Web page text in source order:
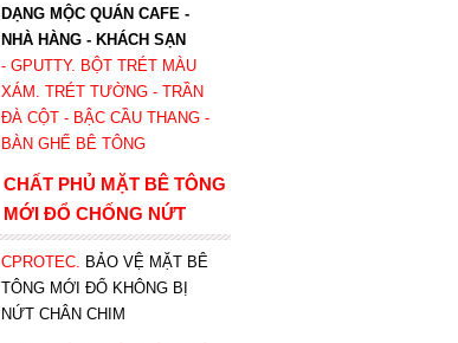
DẠNG MỘC QUÁN CAFE -
NHÀ HÀNG - KHÁCH SẠN
- GPUTTY. BỘT TRÉT MÀU
XÁM. TRÉT TƯỜNG - TRẦN
ĐÀ CỘT - BẬC CẦU THANG -
BÀN GHẾ BÊ TÔNG
CHẤT PHỦ MẶT BÊ TÔNG
MỚI ĐỔ CHỐNG NỨT
CPROTEC. BẢO VỆ MẶT BÊ
TÔNG MỚI ĐỔ KHÔNG BỊ
NỨT CHÂN CHIM